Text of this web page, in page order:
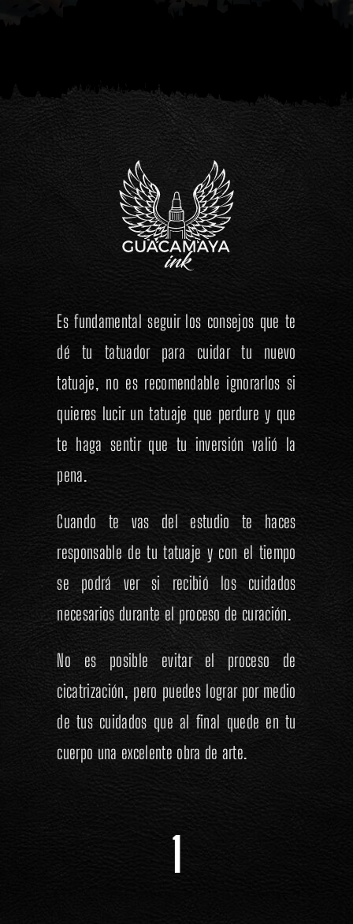
Es fundamental seguir los consejos que te
dé tu tatuador para cuidar tu nuevo
tatuaje, no es recomendable ignorarlos si
quieres lucir un tatuaje que perdure y que
te haga sentir que tu inversión valió la
pena.
Cuando te vas del estudio te haces
responsable de tu tatuaje y con el tiempo
se podrá ver si recibió los cuidados
necesarios durante el proceso de curación.
No es posible evitar el proceso de
cicatrización, pero puedes lograr por medio
de tus cuidados que al final quede en tu
cuerpo una excelente obra de arte.
1